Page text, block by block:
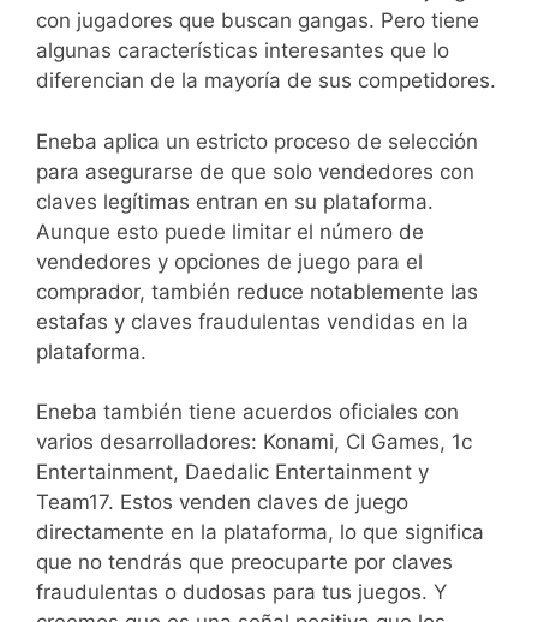
con jugadores que buscan gangas. Pero tiene
algunas características interesantes que lo
diferencian de la mayoría de sus competidores.
Eneba aplica un estricto proceso de selección
para asegurarse de que solo vendedores con
claves legítimas entran en su plataforma.
Aunque esto puede limitar el número de
vendedores y opciones de juego para el
comprador, también reduce notablemente las
estafas y claves fraudulentas vendidas en la
plataforma.
Eneba también tiene acuerdos oficiales con
varios desarrolladores: Konami, CI Games, 1c
Entertainment, Daedalic Entertainment y
Team17. Estos venden claves de juego
directamente en la plataforma, lo que significa
que no tendrás que preocuparte por claves
fraudulentas o dudosas para tus juegos. Y